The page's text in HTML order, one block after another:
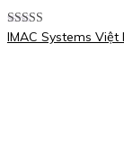
Được xếp
5.00
IMAC Systems Việt